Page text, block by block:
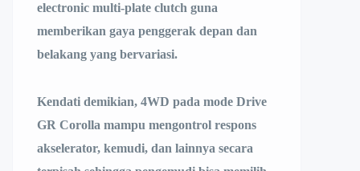
electronic multi-plate clutch guna
memberikan gaya penggerak depan dan
belakang yang bervariasi.
Kendati demikian, 4WD pada mode Drive
GR Corolla mampu mengontrol respons
akselerator, kemudi, dan lainnya secara